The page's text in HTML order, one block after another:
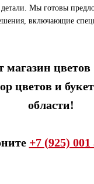
детали. Мы готовы
включающие
магазин цветов
цветов и
области!
+7 (925) 001